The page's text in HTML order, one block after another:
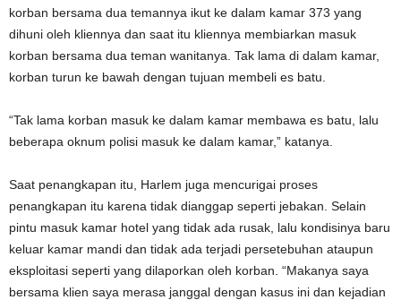
korban bersama dua temannya ikut ke dalam kamar 373 yang
dihuni oleh kliennya dan saat itu kliennya membiarkan masuk
korban bersama dua teman wanitanya. Tak lama di dalam kamar,
korban turun ke bawah dengan tujuan membeli es batu.
“Tak lama korban masuk ke dalam kamar membawa es batu, lalu
beberapa oknum polisi masuk ke dalam kamar,” katanya.
Saat penangkapan itu, Harlem juga mencurigai proses
penangkapan itu karena tidak dianggap seperti jebakan. Selain
pintu masuk kamar hotel yang tidak ada rusak, lalu kondisinya baru
keluar kamar mandi dan tidak ada terjadi persetebuhan ataupun
eksploitasi seperti yang dilaporkan oleh korban. “Makanya saya
bersama klien saya merasa janggal dengan kasus ini dan kejadian